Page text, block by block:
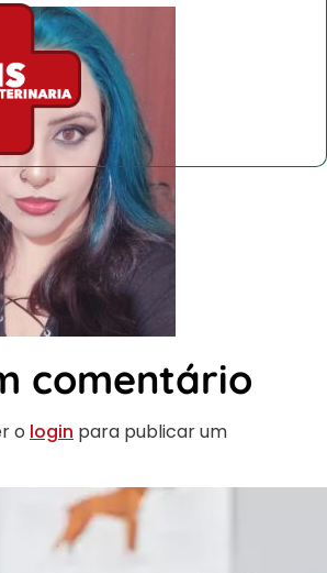
comentário
o login para publicar um